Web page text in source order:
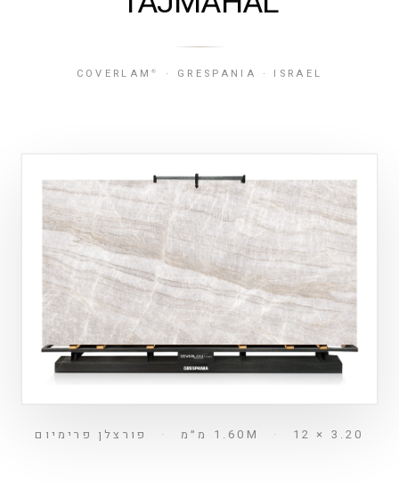
COVERLAM® · GRESPANIA · ISRAEL
3.20 × 1.60M
· 12 מ״מ · פורצלן פרימיום